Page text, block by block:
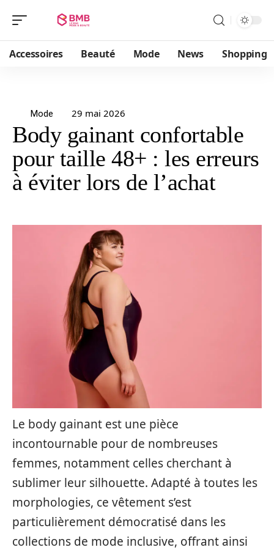
Accessoires Beauté Mode News Shopping
Mode 29 mai 2026
Body gainant confortable
pour taille 48+ : les erreurs
à éviter lors de l’achat
Le body gainant est une pièce
incontournable pour de nombreuses
femmes, notamment celles cherchant à
sublimer leur silhouette. Adapté à toutes les
morphologies, ce vêtement s’est
particulièrement démocratisé dans les
collections de mode inclusive, offrant ainsi